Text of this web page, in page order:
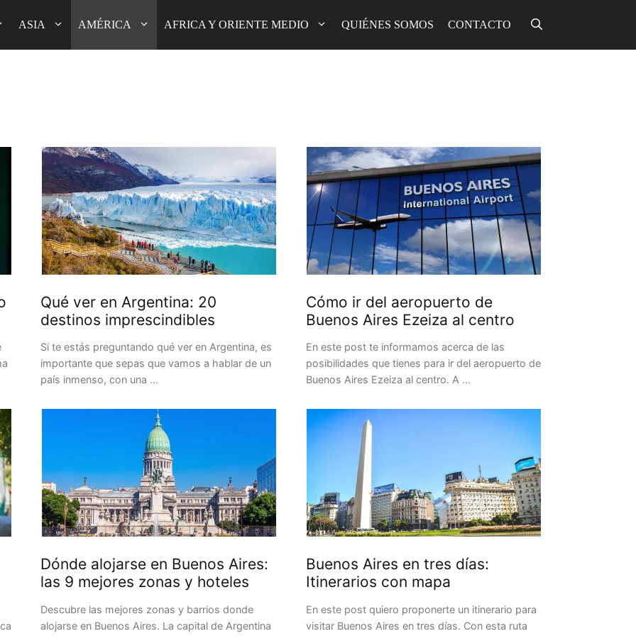
ASIA AMÉRICA AFRICA Y ORIENTE MEDIO QUIÉNES SOMOS CONTACTO
Qué ver en Argentina: 20
destinos imprescindibles
Si te estás preguntando qué ver en Argentina, es
importante que sepas que vamos a hablar de un
país inmenso, con una …
Cómo ir del aeropuerto de
Buenos Aires Ezeiza al centro
En este post te informamos acerca de las
posibilidades que tienes para ir del aeropuerto de
Buenos Aires Ezeiza al centro. A …
Dónde alojarse en Buenos Aires:
las 9 mejores zonas y hoteles
Descubre las mejores zonas y barrios donde
alojarse en Buenos Aires. La capital de Argentina
Buenos Aires en tres días:
Itinerarios con mapa
En este post quiero proponerte un itinerario para
visitar Buenos Aires en tres días. Con esta ruta